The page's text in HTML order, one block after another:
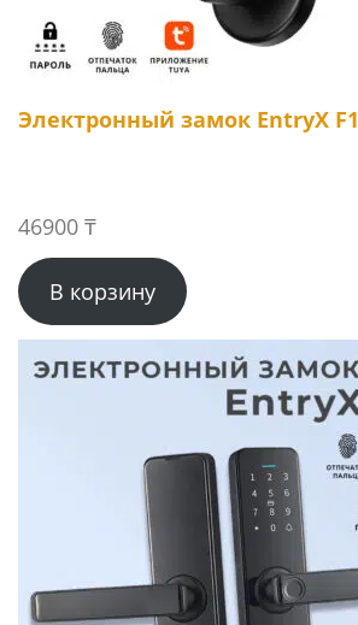
Электронный замок EntryX F1
46900 ₸
В корзину